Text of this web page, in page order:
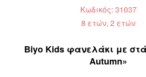
Κωδικός: 31037
8 ετών, 2 ετών
Biyo Kids φανελάκι με
Autumn»